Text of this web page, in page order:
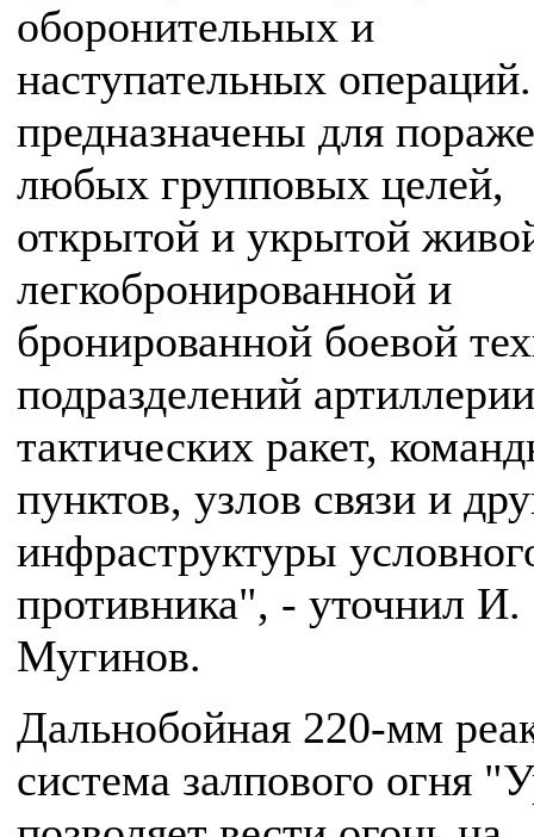
оборонительных и
наступательных
предназначены для
любых групповых целей,
открытой и укрытой
легкобронированной и
бронированной боевой
подразделений
тактических ракет,
пунктов, узлов связи и
инфраструктуры
противника", - уточнил И.
Мугинов.
Дальнобойная 220-мм
система залпового огня